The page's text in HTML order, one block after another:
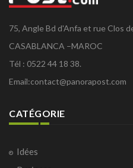
75, Angle Bd d'Anfa et rue Clos
CASABLANCA –MAROC
Tél : 0522 44 18 38.
Email:contact@panorapost.com
CATÉGORIE
Idées